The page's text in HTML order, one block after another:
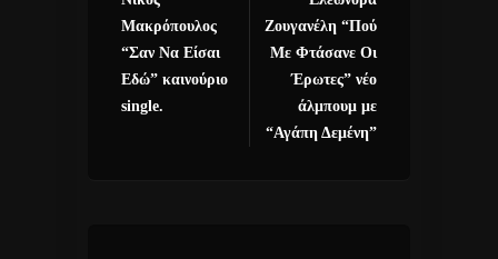
Μακρόπουλος
“Σαν Να Είσαι
Εδώ” καινούριο
single.
Ζουγανέλη “Πού
Με Φτάσανε Οι
Έρωτες” νέο
άλμπουμ με
“Αγάπη Δεμένη”